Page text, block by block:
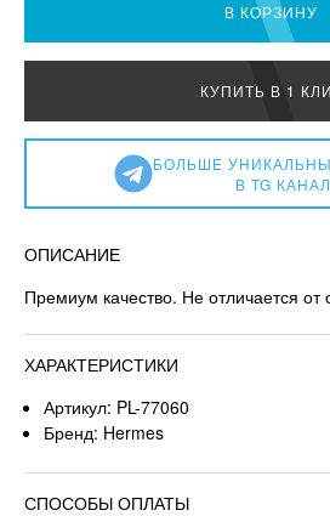
В КОРЗИНУ
КУПИТЬ В 1
БОЛЬШЕ
В TG
ОПИСАНИЕ
Премиум качество. Не отличается от
ХАРАКТЕРИСТИКИ
Артикул: PL-77060
Бренд: Hermes
СПОСОБЫ ОПЛАТЫ